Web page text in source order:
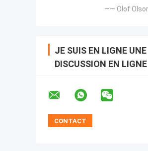
—— Olof
JE SUIS EN LIGNE UNE
DISCUSSION EN LIGNE